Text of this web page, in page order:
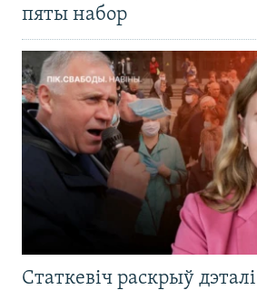
пяты набор
Статкевіч раскрыў дэталі